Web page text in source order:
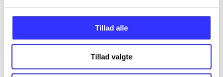
Tillad alle
Tillad valgte